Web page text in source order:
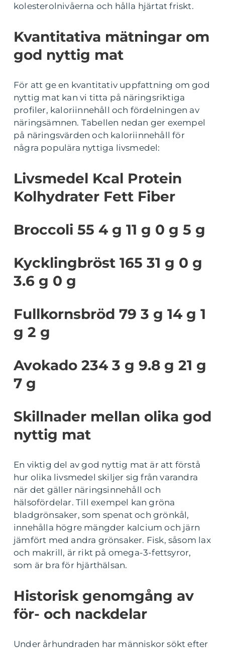
kolesterolnivåerna och hålla hjärtat friskt.
Kvantitativa mätningar om
god nyttig mat
För att ge en kvantitativ uppfattning om god
nyttig mat kan vi titta på näringsriktiga
profiler, kaloriinnehåll och fördelningen av
näringsämnen. Tabellen nedan ger exempel
på näringsvärden och kaloriinnehåll för
några populära nyttiga livsmedel:
Livsmedel Kcal Protein
Kolhydrater Fett Fiber
Broccoli 55 4 g 11 g 0 g 5 g
Kycklingbröst 165 31 g 0 g
3.6 g 0 g
Fullkornsbröd 79 3 g 14 g 1
g 2 g
Avokado 234 3 g 9.8 g 21 g
7 g
Skillnader mellan olika god
nyttig mat
En viktig del av god nyttig mat är att förstå
hur olika livsmedel skiljer sig från varandra
när det gäller näringsinnehåll och
hälsofördelar. Till exempel kan gröna
bladgrönsaker, som spenat och grönkål,
innehålla högre mängder kalcium och järn
jämfört med andra grönsaker. Fisk, såsom lax
och makrill, är rikt på omega-3-fettsyror,
som är bra för hjärthälsan.
Historisk genomgång av
för- och nackdelar
Under århundraden har människor sökt efter